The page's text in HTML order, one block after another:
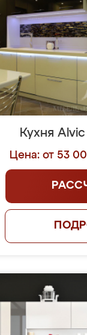
Кухня
Цена: от 53